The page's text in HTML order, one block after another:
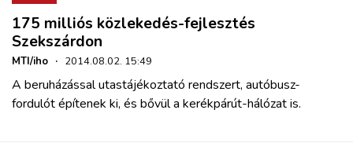
175 milliós közlekedés-fejlesztés
Szekszárdon
MTI/iho · 2014.08.02. 15:49
A beruházással utastájékoztató rendszert, autóbusz-
fordulót építenek ki, és bővül a kerékpárút-hálózat is.